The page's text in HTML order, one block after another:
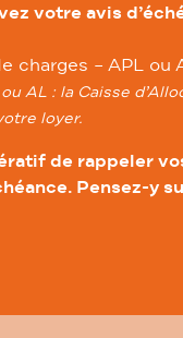
votre avis
charges – APL ou
AL : la Caisse
loyer.
de rappeler
Pensez-y